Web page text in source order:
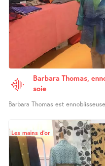
Barbara Thomas,
soie
Barbara Thomas est
Les mains d’or